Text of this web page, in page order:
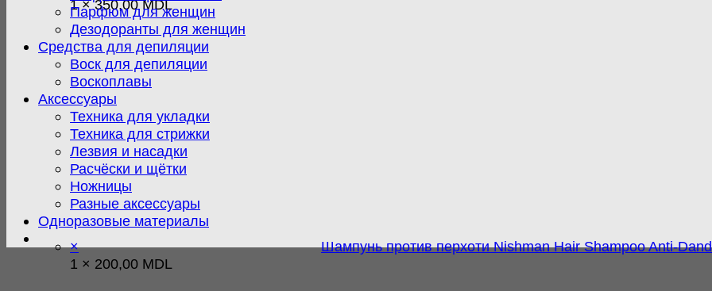
1 ×350,00MDL
×
Шампунь против перхоти Nishman Hair Shampoo Anti-
1 × 200,00 MDL
Парфюм для женщин
Дезодоранты для женщин
Средства для депиляции
Воск для депиляции
Воскоплавы
Аксессуары
Техника для укладки
Техника для стрижки
Лезвия и насадки
Расчёски и щётки
Ножницы
Разные аксессуары
Одноразовые материалы